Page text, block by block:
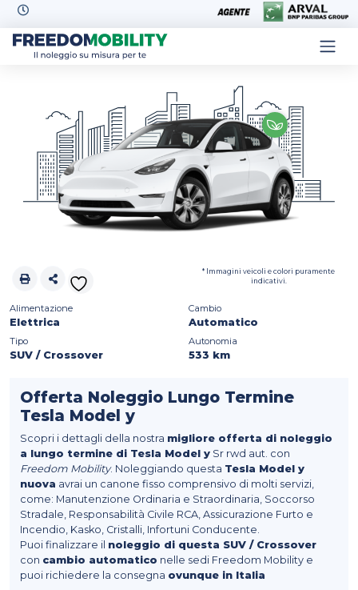
Skip to content
* Immagini veicoli e colori puramente
indicativi.
Alimentazione
Elettrica
Cambio
Automatico
Tipo
SUV / Crossover
Autonomia
533 km
Offerta Noleggio Lungo Termine
Tesla Model y
Scopri i dettagli della nostra migliore offerta di noleggio
a lungo termine di Tesla Model ySr rwd aut. con
Freedom Mobility. Noleggiando questa Tesla Model y
nuova avrai un canone fisso comprensivo di molti servizi,
come: Manutenzione Ordinaria e Straordinaria, Soccorso
Stradale, Responsabilità Civile RCA, Assicurazione Furto e
Incendio, Kasko, Cristalli, Infortuni Conducente.
Puoi finalizzare il noleggio di questa SUV / Crossover
con cambio automatico nelle sedi Freedom Mobility e
puoi richiedere la consegna ovunque in Italia